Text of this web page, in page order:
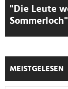
Wir verwenden
personalisieren,
zu können und
soziale Medien,
Partner führen
"Die Leute
Sommerloch"
MEISTGELESEN